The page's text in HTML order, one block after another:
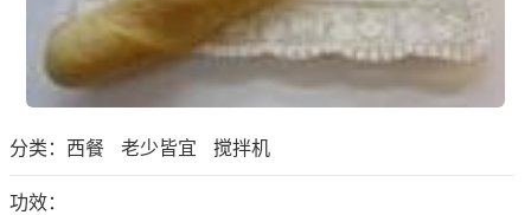
分类： 西餐 老少皆宜 搅拌机
功效：